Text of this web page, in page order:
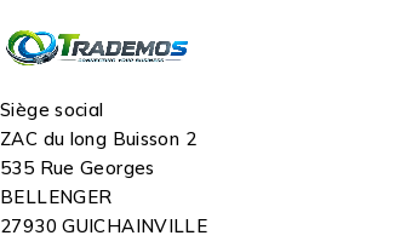
Siège social
ZAC du long Buisson 2
535 Rue Georges
BELLENGER
27930 GUICHAINVILLE